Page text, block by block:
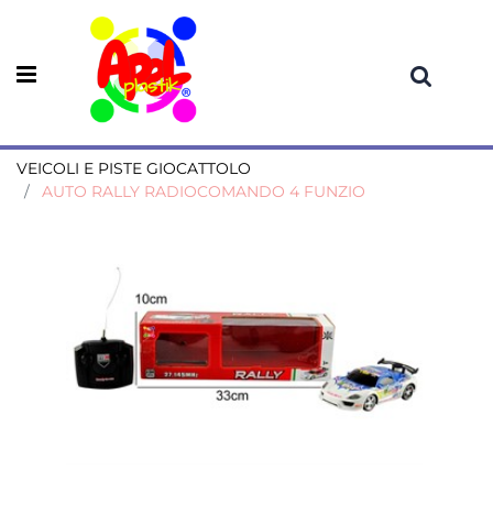
Open menu
VEICOLI E PISTE GIOCATTOLO
AUTO RALLY RADIOCOMANDO 4 FUNZIO